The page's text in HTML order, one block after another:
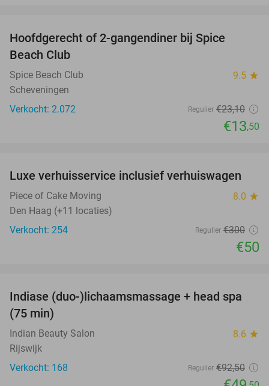
Hoofdgerecht of 2-gangendiner bij Spice
Beach Club
Spice Beach Club 9.5 star
Scheveningen
Verkocht: 2.072
Regulier €23,10
€13,50
83%
Luxe verhuisservice inclusief verhuiswagen
Piece of Cake Moving 8.0 star
Den Haag (+11 locaties)
Verkocht: 254
Regulier €300
€50
46%
Indiase (duo-)lichaamsmassage + head spa
(75 min)
Indian Beauty Salon 8.6 star
Rijswijk
Verkocht: 168
Regulier €92,50